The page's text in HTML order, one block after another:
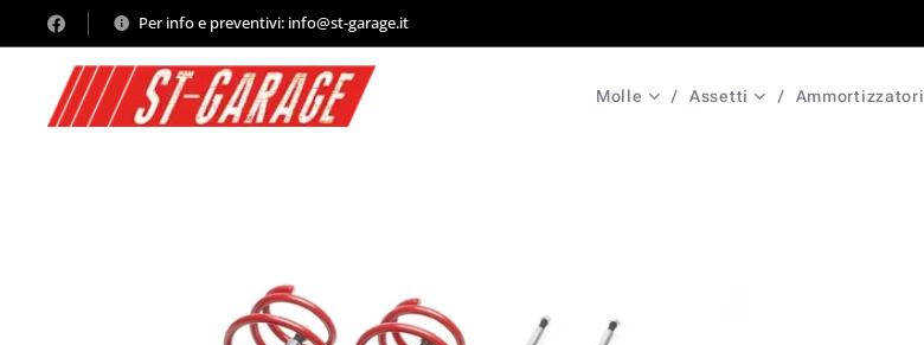
Per info e preventivi: info@st-garage.it
Molle Assetti Ammortizzatori